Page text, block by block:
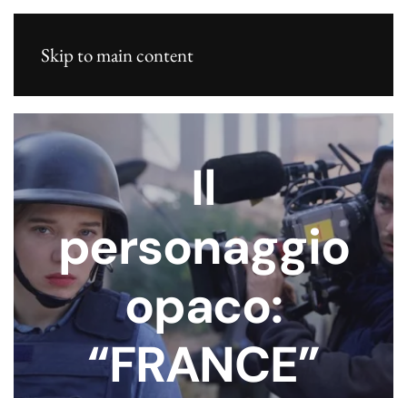
Skip to main content
Il
personaggio
opaco:
“FRANCE”